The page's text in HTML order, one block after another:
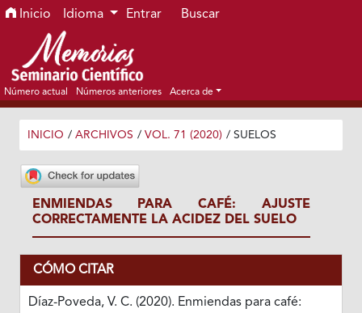
Ir al menú de navegación principal
Ir al contenido principal
Ir al pie de página del sitio
Inicio Idioma Entrar Buscar
Número actual Números anteriores Acerca de
INICIO / ARCHIVOS / VOL. 71 (2020) / SUELOS
ENMIENDAS PARA CAFÉ: AJUSTE
CORRECTAMENTE LA ACIDEZ DEL SUELO
CÓMO CITAR
Díaz-Poveda, V. C. (2020). Enmiendas para café: